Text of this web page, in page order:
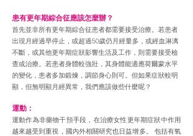
患有更年期綜合征應該怎麼辦？
首先並非所有更年期綜合征患者都需要接受治療。若患者
出現月經過早停止，或超過50歲仍月經量多，或經血淋漓
不斷，或其他更年期症狀影響生活及工作，則需要接受檢
查或治療。若患者身體較強壯，其身體能適應荷爾蒙水平
的變化，患者多加鍛煉，調節身心則可。但如果症狀較明
顯，但無明顯月經異常，我們應該做些什麼呢？
運動：
運動作為非藥物干預手段，在治療女性更年期症狀中作用
越來越受到重視，國內外相關研究也日益增多。 包括有氧